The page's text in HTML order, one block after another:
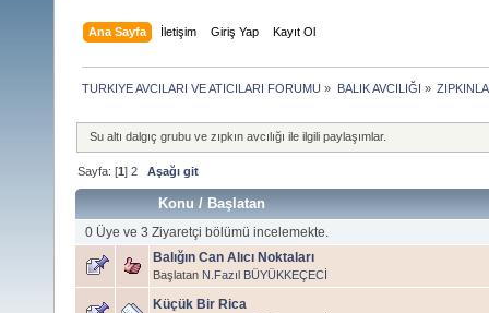
Ana Sayfa İletişim Giriş Yap Kayıt Ol
TURKIYE AVCILARI VE ATICILARI FORUMU » BALIK AVCILIĞI »
Su altı dalgıç grubu ve zıpkın avcılığı ile ilgili paylaşımlar.
Sayfa: [1]2 Aşağı git
Konu / Başlatan
0 Üye ve 3 Ziyaretçi bölümü incelemekte.
Balığın Can Alıcı Noktaları
Başlatan N.Fazıl BÜYÜKKEÇECİ
Küçük Bir Rica